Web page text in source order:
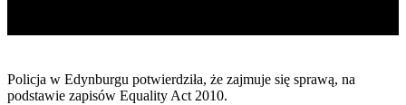
Policja w Edynburgu potwierdziła, że zajmuje się sprawą, na
podstawie zapisów Equality Act 2010.